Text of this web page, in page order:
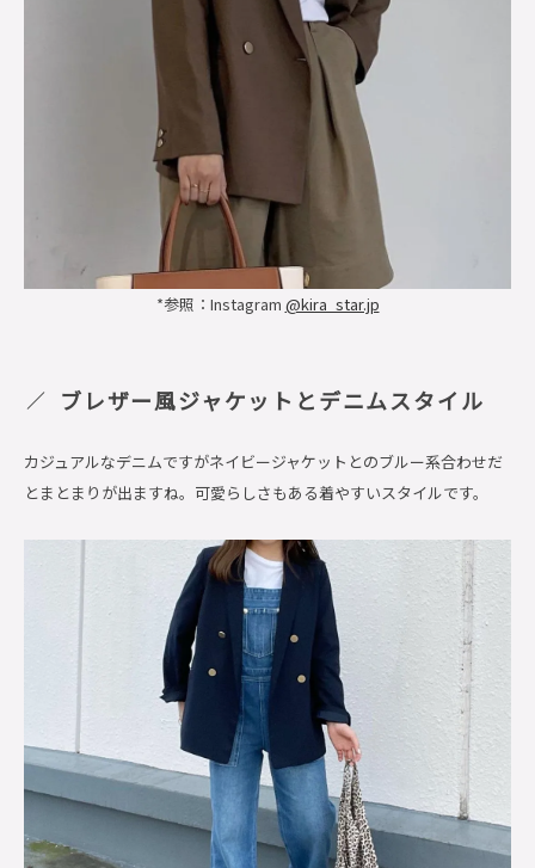
*参照：Instagram @kira_star.jp
ブレザー風ジャケットとデニムスタイル
カジュアルなデニムですがネイビージャケットとのブルー系合わせだ
とまとまりが出ますね。可愛らしさもある着やすいスタイルです。